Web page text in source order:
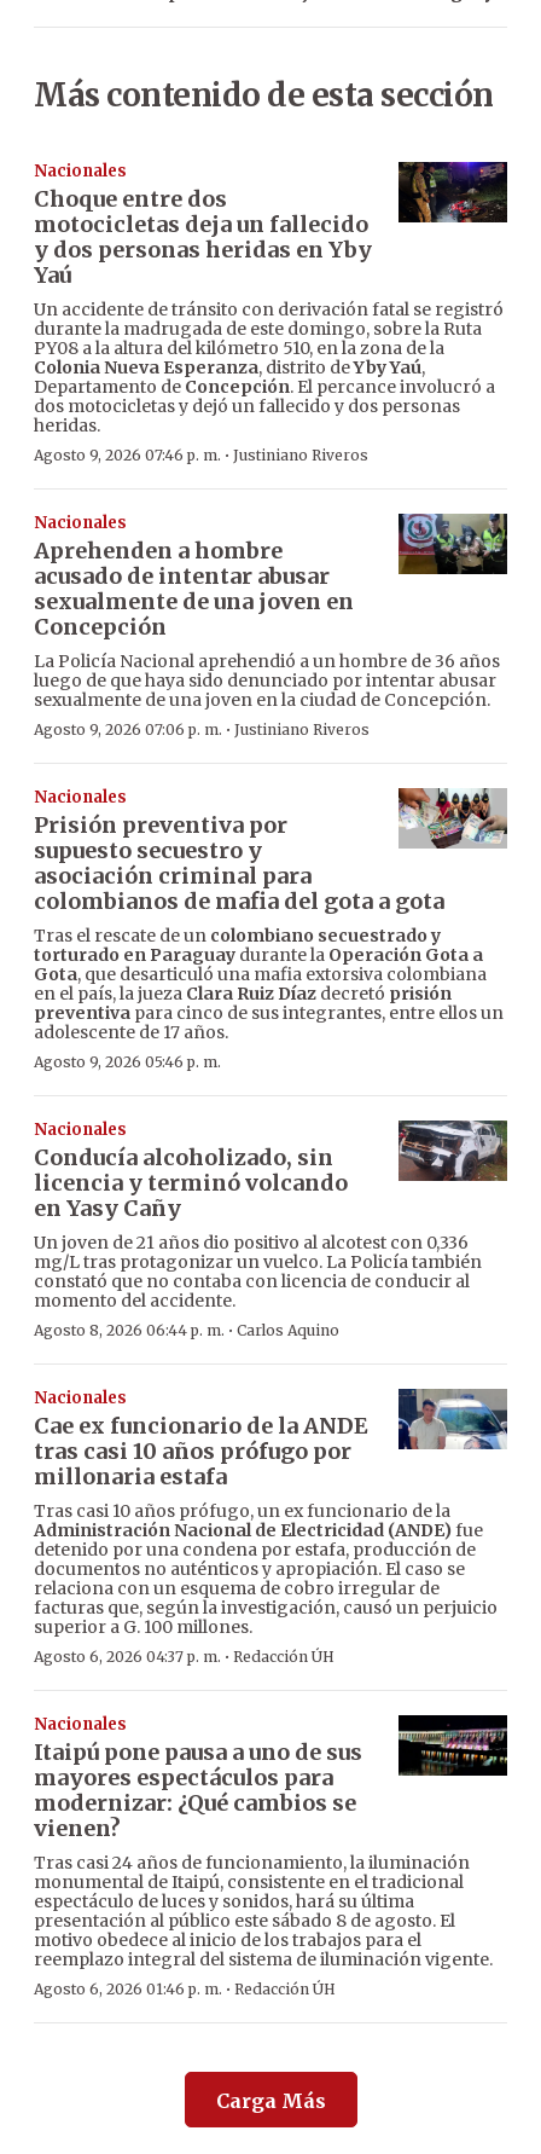
Más contenido de esta sección
Nacionales
Choque entre dos
motocicletas deja un fallecido
y dos personas heridas en Yby
Yaú
Un accidente de tránsito con derivación fatal se registró
durante la madrugada de este domingo, sobre la Ruta
PY08 a la altura del kilómetro 510, en la zona de la
Colonia Nueva Esperanza, distrito deYby Yaú,
Departamento de Concepción. El percance involucró a
dos motocicletas y dejó un fallecido y dos personas
heridas.
Agosto 9, 2026 07:46 p. m. · Justiniano Riveros
Nacionales
Aprehenden a hombre
acusado de intentar abusar
sexualmente de una joven en
Concepción
La Policía Nacional aprehendió a un hombre de 36 años
luego de que haya sido denunciado por intentar abusar
sexualmente de una joven en la ciudad de Concepción.
Agosto 9, 2026 07:06 p. m. · Justiniano Riveros
Nacionales
Prisión preventiva por
supuesto secuestro y
asociación criminal para
colombianos de mafia del gota a gota
Tras el rescate de un colombiano secuestrado y
torturado en Paraguay durante la Operación Gota a
Gota, que desarticuló una mafia extorsiva colombiana
en el país, la jueza Clara Ruiz Díaz decretó prisión
preventiva para cinco de sus integrantes, entre ellos un
adolescente de 17 años.
Agosto 9, 2026 05:46 p. m.
Nacionales
Conducía alcoholizado, sin
licencia y terminó volcando
en Yasy Cañy
Un joven de 21 años dio positivo al alcotest con 0,336
mg/L tras protagonizar un vuelco. La Policía también
constató que no contaba con licencia de conducir al
momento del accidente.
Agosto 8, 2026 06:44 p. m. · Carlos Aquino
Nacionales
Cae ex funcionario de la ANDE
tras casi 10 años prófugo por
millonaria estafa
Tras casi 10 años prófugo, un ex funcionario de la
Administración Nacional de Electricidad (ANDE)fue
detenido por una condena por estafa, producción de
documentos no auténticos y apropiación. El caso se
relaciona con un esquema de cobro irregular de
facturas que, según la investigación, causó un perjuicio
superior a G. 100 millones.
Agosto 6, 2026 04:37 p. m. · Redacción ÚH
Nacionales
Itaipú pone pausa a uno de sus
mayores espectáculos para
modernizar: ¿Qué cambios se
vienen?
Tras casi 24 años de funcionamiento, la iluminación
monumental de Itaipú, consistente en el tradicional
espectáculo de luces y sonidos, hará su última
presentación al público este sábado 8 de agosto. El
motivo obedece al inicio de los trabajos para el
reemplazo integral del sistema de iluminación vigente.
Agosto 6, 2026 01:46 p. m. · Redacción ÚH
Carga Más